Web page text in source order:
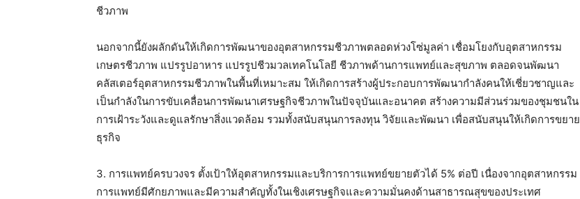
ชีวภาพ
นอกจากนี้ยังผลักดันให้เกิดการพัฒนาของอุตสาหกรรมชีวภาพตลอดห่วงโซ่มูลค่า เชื่อมโยงกับอุตสาหกรรม
เกษตรชีวภาพ แปรรูปอาหาร แปรรูปชีวมวลเทคโนโลยี ชีวภาพด้านการแพทย์และสุขภาพ ตลอดจนพัฒนา
คลัสเตอร์อุตสาหกรรมชีวภาพในพื้นที่เหมาะสม ให้เกิดการสร้างผู้ประกอบการพัฒนากำลังคนให้เชี่ยวชาญและ
เป็นกำลังในการขับเคลื่อนการพัฒนาเศรษฐกิจชีวภาพในปัจจุบันและอนาคต สร้างความมีส่วนร่วมของชุมชนใน
การเฝ้าระวังและดูแลรักษาสิ่งแวดล้อม รวมทั้งสนับสนุนการลงทุน วิจัยและพัฒนา เพื่อสนับสนุนให้เกิดการขยาย
ธุรกิจ
3. การแพทย์ครบวงจร ตั้งเป้าให้อุตสาหกรรมและบริการการแพทย์ขยายตัวได้ 5% ต่อปี เนื่องจากอุตสาหกรรม
การแพทย์มีศักยภาพและมีความสำคัญทั้งในเชิงเศรษฐกิจและความมั่นคงด้านสาธารณสุขของประเทศ